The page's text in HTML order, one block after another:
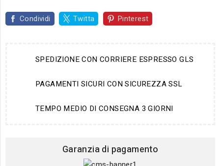
Condividi Twitta Pinterest
SPEDIZIONE CON CORRIERE ESPRESSO GLS
PAGAMENTI SICURI CON SICUREZZA SSL
TEMPO MEDIO DI CONSEGNA 3 GIORNI
Garanzia di pagamento